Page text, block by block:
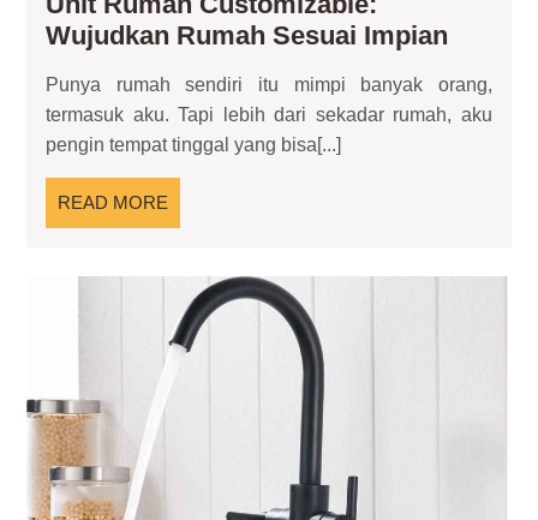
Wujudkan Rumah Sesuai Impian
Punya rumah sendiri itu mimpi banyak orang,
termasuk aku. Tapi lebih dari sekadar rumah, aku
pengin tempat tinggal yang bisa[...]
READ MORE
MORE